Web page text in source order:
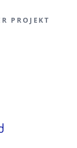
PROJEKT